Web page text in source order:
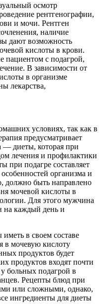
осмотр
рентгенографии,
и мочи. Рентген
наличие
дают возможность
кислоты в крови.
с подагрой,
В зависимости от
в организме
лекарства,
условиях, так как в
предусматривает
— диеты, которая при
лечения и профилактики
при подагре составляет
организма и
должно быть направлено
мочевой кислоты в
Для этого мужчина
на каждый день и
в своем составе
в мочевую кислоту
продуктов будет
продуктов входят почти
больных подагрой в
Рецепты блюд при
или сложными, однако,
ингредиенты для диеты